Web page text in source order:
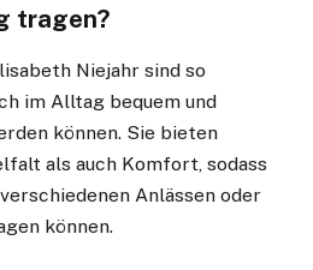
tragen?
Niejahr sind so
im Alltag bequem und
können. Sie bieten
als auch Komfort, sodass
Anlässen oder
können.